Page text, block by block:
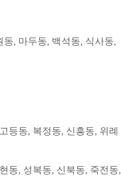
, 마두동, 백석동, 식사동,
등동, 복정동, 신흥동, 위례
동, 성복동, 신북동, 죽전동,